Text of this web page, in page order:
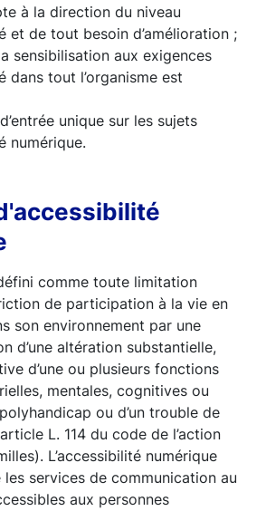
à la direction du niveau
et de tout besoin d’amélioration ;
sensibilisation aux exigences
dans tout l’organisme est
unique sur les sujets
numérique.
comme toute limitation
de participation à la vie en
son environnement par une
d’une altération substantielle,
d’une ou plusieurs fonctions
mentales, cognitives ou
ou d’un trouble de
L. 114 du code de l’action
L’accessibilité numérique
services de communication au
aux personnes